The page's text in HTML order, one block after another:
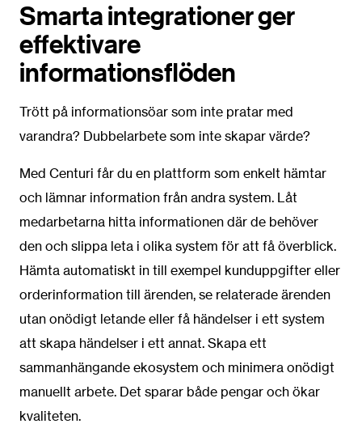
Smarta integrationer ger
effektivare
informationsflöden
Trött på informationsöar som inte pratar med
varandra? Dubbelarbete som inte skapar värde?
Med Centuri får du en plattform som enkelt hämtar
och lämnar information från andra system. Låt
medarbetarna hitta informationen där de behöver
den och slippa leta i olika system för att få överblick.
Hämta automatiskt in till exempel kunduppgifter eller
orderinformation till ärenden, se relaterade ärenden
utan onödigt letande eller få händelser i ett system
att skapa händelser i ett annat. Skapa ett
sammanhängande ekosystem och minimera onödigt
manuellt arbete. Det sparar både pengar och ökar
kvaliteten.